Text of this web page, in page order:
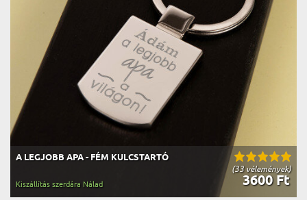
(33 vélemények)
A LEGJOBB APA - FÉM KULCSTARTÓ
3600 Ft
Kiszállítás szerdára Nálad